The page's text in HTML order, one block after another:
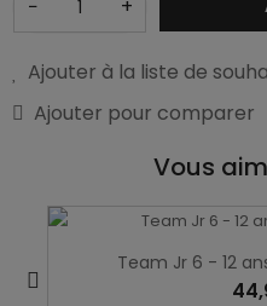
− +
Ajouter à la liste de
Ajouter pour comparer
Vous
Team Jr 6 - 12